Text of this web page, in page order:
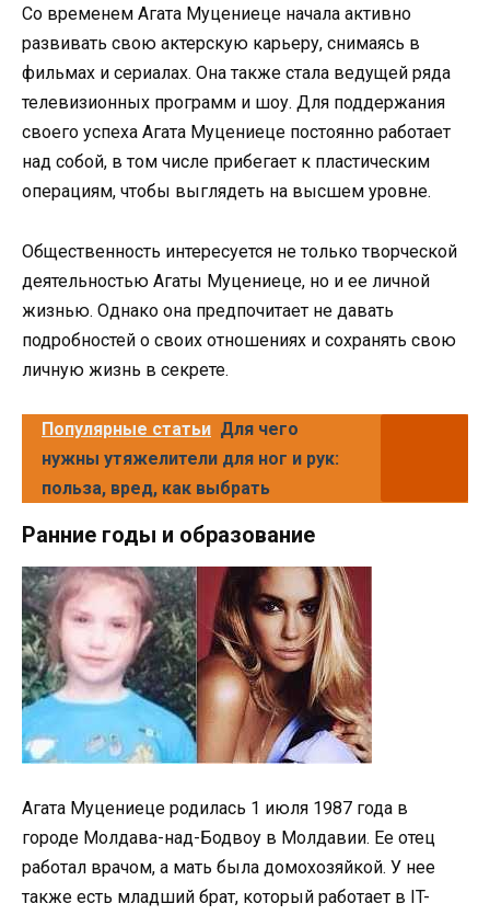
Со временем Агата Муцениеце начала активно
развивать свою актерскую карьеру, снимаясь в
фильмах и сериалах. Она также стала ведущей ряда
телевизионных программ и шоу. Для поддержания
своего успеха Агата Муцениеце постоянно работает
над собой, в том числе прибегает к пластическим
операциям, чтобы выглядеть на высшем уровне.
Общественность интересуется не только творческой
деятельностью Агаты Муцениеце, но и ее личной
жизнью. Однако она предпочитает не давать
подробностей о своих отношениях и сохранять свою
личную жизнь в секрете.
Популярные статьи Для чего
нужны утяжелители для ног и рук:
польза, вред, как выбрать
Ранние годы и образование
Агата Муцениеце родилась 1 июля 1987 года в
городе Молдава-над-Бодвоу в Молдавии. Ее отец
работал врачом, а мать была домохозяйкой. У нее
также есть младший брат, который работает в IT-